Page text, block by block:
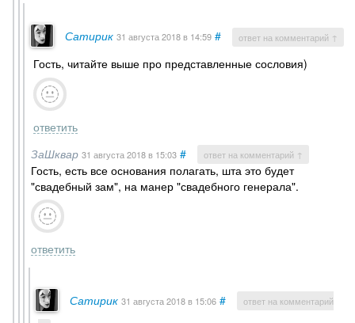
Сатирик 31 августа 2018в 14:59 # ответ на комментарий ↑
Гость, читайте выше про представленные сословия)
ответить
ЗаШквар 31 августа 2018в 15:03 # ответ на комментарий ↑
Гость, есть все основания полагать, шта это будет
"свадебный зам", на манер "свадебного генерала".
ответить
Сатирик 31 августа 2018в 15:06 # ответ на комментарий